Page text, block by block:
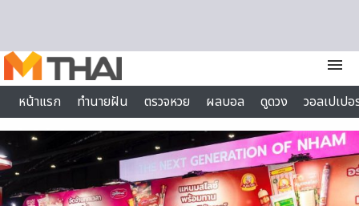
menu
หน้าแรก
ทำนายฝัน ตรวจหวย ผลบอล ดูดวง
วอลเปเป
ไลฟ์สไตล์